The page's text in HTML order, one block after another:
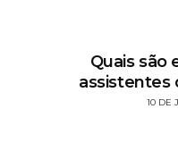
Quais são
assistentes
10 DE